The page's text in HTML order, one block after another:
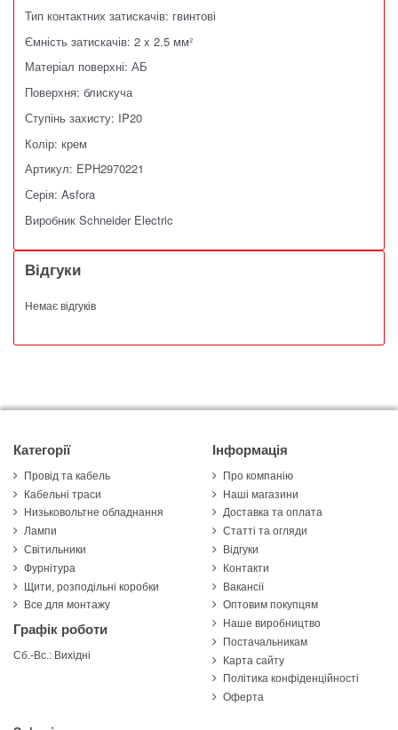
Тип контактних затискачів: гвинтові
Ємність затискачів: 2 x 2.5 мм²
Матеріал поверхні: АБ
Поверхня: блискуча
Ступінь захисту: IP20
Колір: крем
Артикул: EPH2970221
Серія: Asfora
Виробник Schneider Electric
Відгуки
Немає відгуків
Категорії
Провід та кабель
Кабельні траси
Низьковольтне обладнання
Лампи
Світильники
Фурнітура
Щити, розподільні коробки
Все для монтажу
Графік роботи
Сб.-Вс.: Вихідні
Інформація
Про компанію
Наші магазини
Доставка та оплата
Статті та огляди
Відгуки
Контакти
Вакансії
Оптовим покупцям
Наше виробництво
Постачальникам
Карта сайту
Політика конфіденційності
Оферта